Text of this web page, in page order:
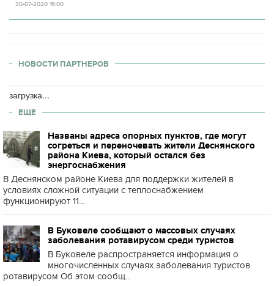
30-07-2020 16:00
НОВОСТИ ПАРТНЕРОВ
загрузка...
ЕЩЕ
Названы адреса опорных пунктов, где могут
согреться и переночевать жители Деснянского
района Киева, который остался без
энергоснабжения
В Деснянском районе Киева для поддержки жителей в
условиях сложной ситуации с теплоснабжением
функционируют 11...
В Буковеле сообщают о массовых случаях
заболевания ротавирусом среди туристов
В Буковеле распространяется информация о
многочисленных случаях заболевания туристов
ротавирусом Об этом сообщ...